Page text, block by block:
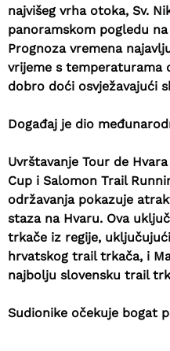
najvišeg vrha otoka, Sv.
panoramskom pogledu
Prognoza vremena
vrijeme s temperaturama
dobro doći osvježavajući
Događaj je dio
Uvrštavanje Tour de
Cup i Salomon Trail
održavanja pokazuje
staza na Hvaru. Ova
trkače iz regije,
hrvatskog trail trkača, i
najbolju slovensku trail
Sudionike očekuje bogat